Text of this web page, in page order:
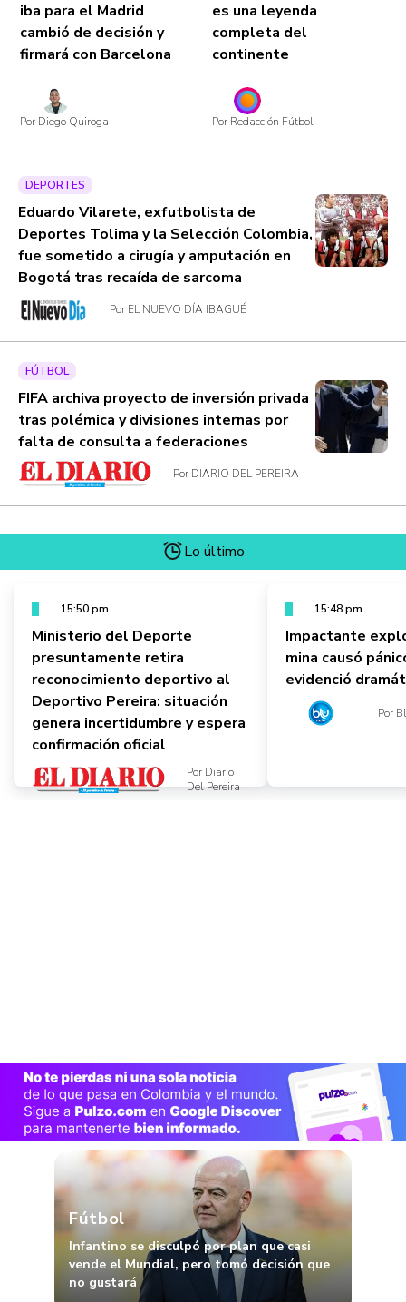
iba para el Madrid
cambió de decisión y
firmará con Barcelona
Por Diego Quiroga
es una leyenda
completa del
continente
Por Redacción Fútbol
DEPORTES
Eduardo Vilarete, exfutbolista de
Deportes Tolima y la Selección Colombia,
fue sometido a cirugía y amputación en
Bogotá tras recaída de sarcoma
Por EL NUEVO DÍA IBAGUÉ
FÚTBOL
FIFA archiva proyecto de inversión privada
tras polémica y divisiones internas por
falta de consulta a federaciones
Por DIARIO DEL PEREIRA
Lo último
15:50 pm
Ministerio del Deporte
presuntamente retira
reconocimiento deportivo al
Deportivo Pereira: situación
genera incertidumbre y espera
confirmación oficial
Por Diario
Del Pereira
15:48 pm
Impactante
mina causó
evidenció
Por
Fútbol
Infantino se disculpó por plan que casi
vende el Mundial, pero tomó decisión que
no gustará